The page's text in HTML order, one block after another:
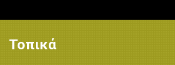
Τοπικά